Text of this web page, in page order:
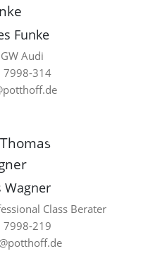
Funke
Audi
7998-314
Wagner
Class Berater
7998-219